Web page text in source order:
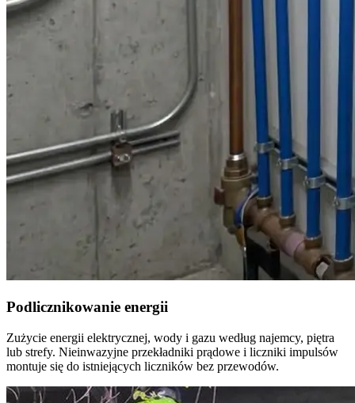
Podlicznikowanie energii
Zużycie energii elektrycznej, wody i gazu według najemcy, piętra
lub strefy. Nieinwazyjne przekładniki prądowe i liczniki impulsów
montuje się do istniejących liczników bez przewodów.